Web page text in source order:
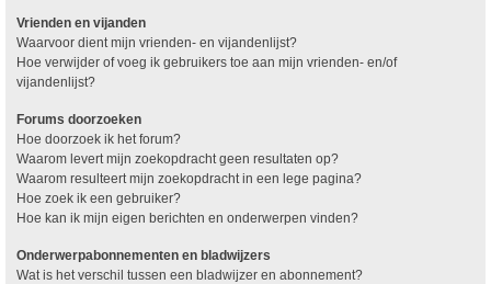
Vrienden en vijanden
Waarvoor dient mijn vrienden- en vijandenlijst?
Hoe verwijder of voeg ik gebruikers toe aan mijn vrienden- en/of
vijandenlijst?
Forums doorzoeken
Hoe doorzoek ik het forum?
Waarom levert mijn zoekopdracht geen resultaten op?
Waarom resulteert mijn zoekopdracht in een lege pagina?
Hoe zoek ik een gebruiker?
Hoe kan ik mijn eigen berichten en onderwerpen vinden?
Onderwerpabonnementen en bladwijzers
Wat is het verschil tussen een bladwijzer en abonnement?